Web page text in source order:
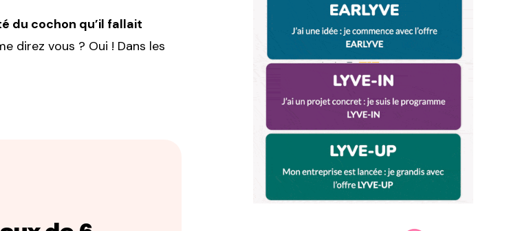
du cochon qu’il fallait
direz vous ? Oui ! Dans les